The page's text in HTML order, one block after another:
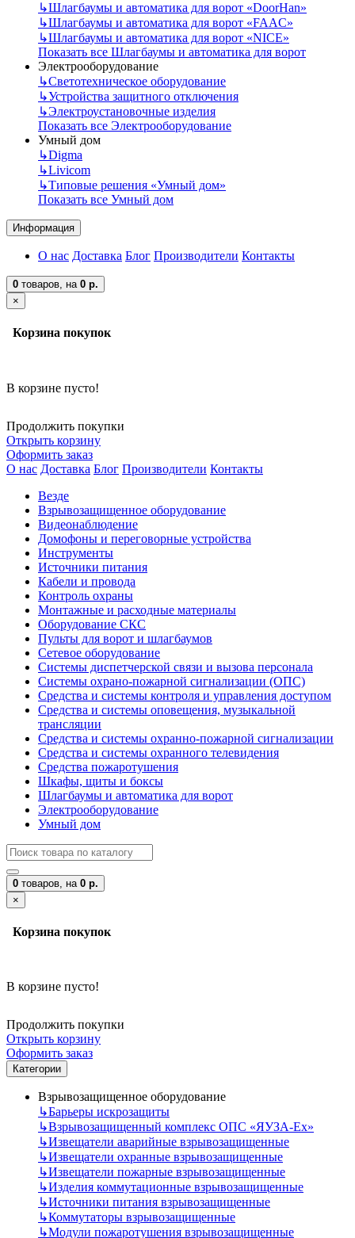
↳Шлагбаумы и автоматика для ворот «DoorHan»
↳Шлагбаумы и автоматика для ворот «FAAC»
↳Шлагбаумы и автоматика для ворот «NICE»
Показать все Шлагбаумы и автоматика для ворот
Электрооборудование
↳Светотехническое оборудование
↳Устройства защитного отключения
↳Электроустановочные изделия
Показать все Электрооборудование
Умный дом
↳Digma
↳Livicom
↳Типовые решения «Умный дом»
Показать все Умный дом
Информация
О нас Доставка Блог Производители Контакты
0 товаров, на 0 р.
×
Корзина покупок
В корзине пусто!
Продолжить покупки
Открыть корзину
Оформить заказ
О нас Доставка Блог Производители Контакты
Везде
Взрывозащищенное оборудование
Видеонаблюдение
Домофоны и переговорные устройства
Инструменты
Источники питания
Кабели и провода
Контроль охраны
Монтажные и расходные материалы
Оборудование СКС
Пульты для ворот и шлагбаумов
Сетевое оборудование
Системы диспетчерской связи и вызова персонала
Системы охрано-пожарной сигнализации (ОПС)
Средства и системы контроля и управления доступом
Средства и системы оповещения, музыкальной
трансляции
Средства и системы охранно-пожарной сигнализации
Средства и системы охранного телевидения
Средства пожаротушения
Шкафы, щиты и боксы
Шлагбаумы и автоматика для ворот
Электрооборудование
Умный дом
0 товаров, на 0 р.
×
Корзина покупок
В корзине пусто!
Продолжить покупки
Открыть корзину
Оформить заказ
Категории
Взрывозащищенное оборудование
↳Барьеры искрозащиты
↳Взрывозащищенный комплекс ОПС «ЯУЗА-Ех»
↳Извещатели аварийные взрывозащищенные
↳Извещатели охранные взрывозащищенные
↳Извещатели пожарные взрывозащищенные
↳Изделия коммутационные взрывозащищенные
↳Источники питания взрывозащищенные
↳Коммутаторы взрывозащищенные
↳Модули пожаротушения взрывозащищенные